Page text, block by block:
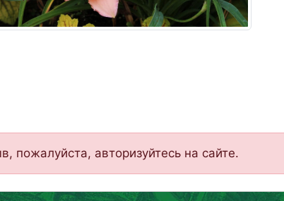
пожалуйста, авторизуйтесь на сайте.